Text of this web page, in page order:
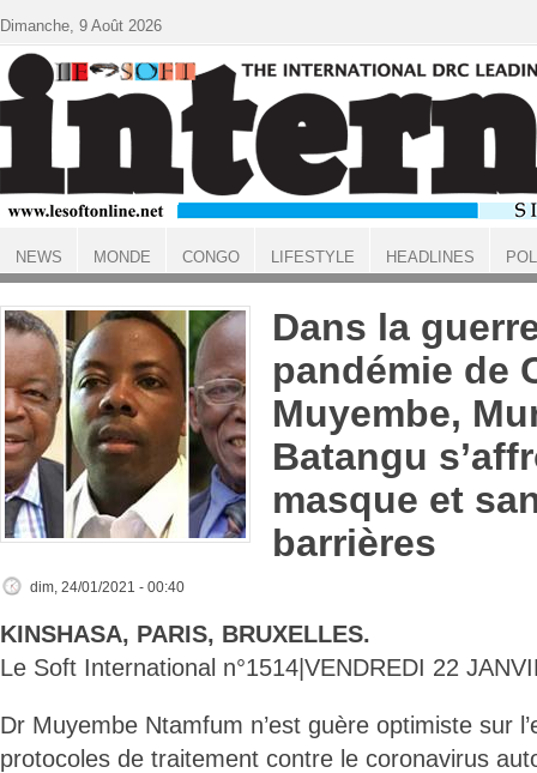
ACCUEIL
Dans la
pandémie de
Muyembe,
Batangu
masque et
barrières
dim, 24/01/2021 - 00:40
KINSHASA, PARIS, BRUXELLES.
Le Soft International n°1514|VENDREDI 22
Dr Muyembe Ntamfum n’est guère optimiste sur
protocoles de traitement contre le coronavirus
Dimanche, 9 Août 2026
NEWS MONDE CONGO LIFESTYLE HEADLINES